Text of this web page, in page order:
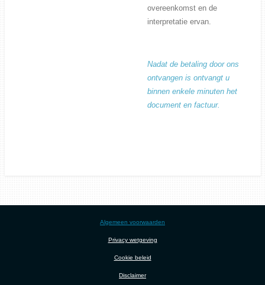
overeenkomst en de
interpretatie ervan.
Nadat de betaling door ons
ontvangen is ontvangt u
binnen enkele minuten het
document en factuur.
Algemeen voorwaarden
Privacy wetgeving
Cookie beleid
Disclaimer